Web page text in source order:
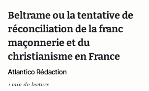
Beltrame ou la tentative de
réconciliation de la franc
maçonnerie et du
christianisme en France
Atlantico Rédaction
1 min de lecture